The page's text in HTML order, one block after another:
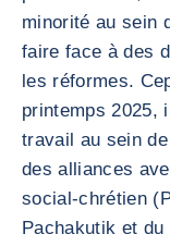
minorité au sein
faire face à des
les réformes.
printemps 2025,
travail au sein
des alliances
social-chrétien
Pachakutik et